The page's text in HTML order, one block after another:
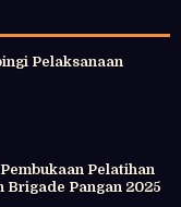
Pelaksanaan
Pelatihan
Brigade Pangan 2025